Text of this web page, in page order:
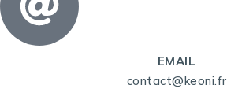
EMAIL
contact@keoni.fr